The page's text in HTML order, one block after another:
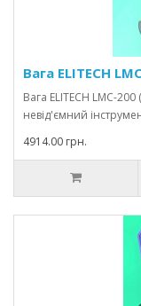
Вага ELITECH
Вага ELITECH LMC-
невід'ємний
4914.00 грн.